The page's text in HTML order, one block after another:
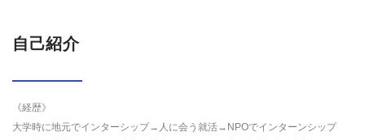
自己紹介
《経歴》
大学時に地元でインターシップ→人に会う就活→NPOでインターンシップ